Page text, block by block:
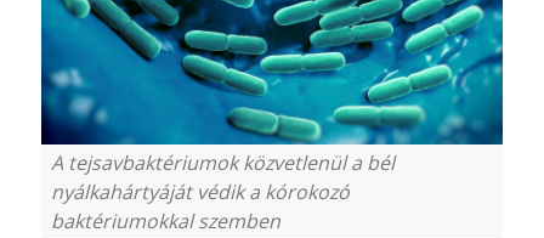
A tejsavbaktériumok közvetlenül a bél
nyálkahártyáját védik a kórokozó
baktériumokkal szemben